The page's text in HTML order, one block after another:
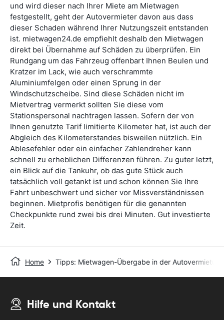
und wird dieser nach Ihrer Miete am Mietwagen
festgestellt, geht der Autovermieter davon aus dass
dieser Schaden während Ihrer Nutzungszeit entstanden
ist. mietwagen24.de empfiehlt deshalb den Mietwagen
direkt bei Übernahme auf Schäden zu überprüfen. Ein
Rundgang um das Fahrzeug offenbart Ihnen Beulen und
Kratzer im Lack, wie auch verschrammte
Aluminiumfelgen oder einen Sprung in der
Windschutzscheibe. Sind diese Schäden nicht im
Mietvertrag vermerkt sollten Sie diese vom
Stationspersonal nachtragen lassen. Sofern der von
Ihnen genutzte Tarif limitierte Kilometer hat, ist auch der
Abgleich des Kilometerstandes bisweilen nützlich. Ein
Ablesefehler oder ein einfacher Zahlendreher kann
schnell zu erheblichen Differenzen führen. Zu guter letzt,
ein Blick auf die Tankuhr, ob das gute Stück auch
tatsächlich voll getankt ist und schon können Sie Ihre
Fahrt unbeschwert und sicher vor Missverständnissen
beginnen. Mietprofis benötigen für die genannten
Checkpunkte rund zwei bis drei Minuten. Gut investierte
Zeit.
Home Tipps: Mietwagen-Übergabe in der Autovermietung
Hilfe und Kontakt